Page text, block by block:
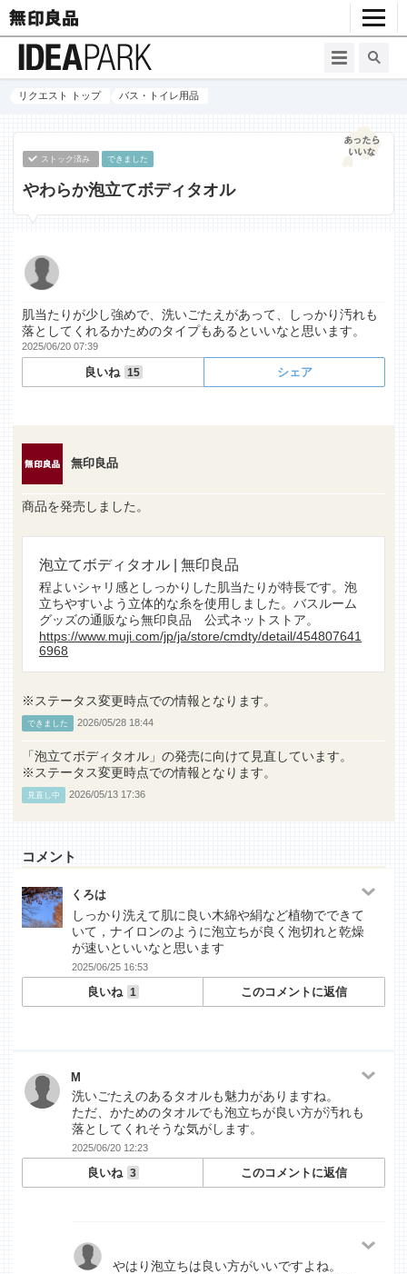
リクエスト トップ バス・トイレ用品
ストック済み できました
やわらか泡立てボディタオル
肌当たりが少し強めで、洗いごたえがあって、しっかり汚れも
落としてくれるかためのタイプもあるといいなと思います。
2025/06/20 07:39
良いね 15 シェア
無印良品
商品を発売しました。
泡立てボディタオル | 無印良品
程よいシャリ感としっかりした肌当たりが特長です。泡
立ちやすいよう立体的な糸を使用しました。バスルーム
グッズの通販なら無印良品 公式ネットストア。
https://www.muji.com/jp/ja/store/cmdty/detail/454807641
6968
※ステータス変更時点での情報となります。
できました 2026/05/28 18:44
「泡立てボディタオル」の発売に向けて見直しています。
※ステータス変更時点での情報となります。
見直し中 2026/05/13 17:36
コメント
くろは
しっかり洗えて肌に良い木綿や絹など植物でできて
いて，ナイロンのように泡立ちが良く泡切れと乾燥
が速いといいなと思います
2025/06/25 16:53
良いね 1 このコメントに返信
M
洗いごたえのあるタオルも魅力がありますね。
ただ、かためのタオルでも泡立ちが良い方が汚れも
落としてくれそうな気がします。
2025/06/20 12:23
良いね 3 このコメントに返信
やはり泡立ちは良い方がいいですよね。